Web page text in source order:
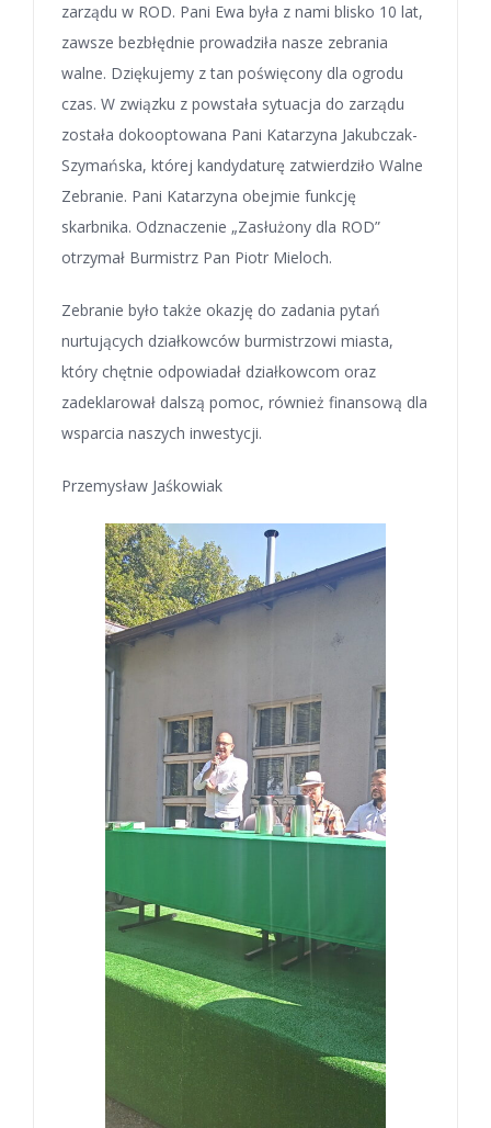
zarządu w ROD. Pani Ewa była z nami blisko 10 lat,
zawsze bezbłędnie prowadziła nasze zebrania
walne. Dziękujemy z tan poświęcony dla ogrodu
czas. W związku z powstała sytuacja do zarządu
została dokooptowana Pani Katarzyna Jakubczak-
Szymańska, której kandydaturę zatwierdziło Walne
Zebranie. Pani Katarzyna obejmie funkcję
skarbnika. Odznaczenie „Zasłużony dla ROD”
otrzymał Burmistrz Pan Piotr Mieloch.
Zebranie było także okazję do zadania pytań
nurtujących działkowców burmistrzowi miasta,
który chętnie odpowiadał działkowcom oraz
zadeklarował dalszą pomoc, również finansową dla
wsparcia naszych inwestycji.
Przemysław Jaśkowiak